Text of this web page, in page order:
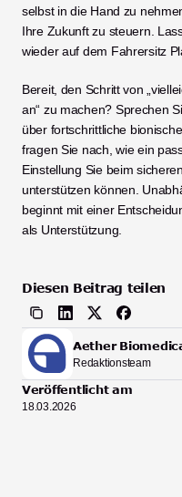
selbst in die Hand zu
Ihre Zukunft zu steuern.
wieder auf dem Fahrersitz
Bereit, den Schritt von
an“ zu machen? Sprechen
über fortschrittliche
fragen Sie nach, wie ein
Einstellung Sie beim
unterstützen können.
beginnt mit einer
als Unterstützung.
Diesen Beitrag teilen
Aether
Redaktionsteam
Veröffentlicht am
18.03.2026